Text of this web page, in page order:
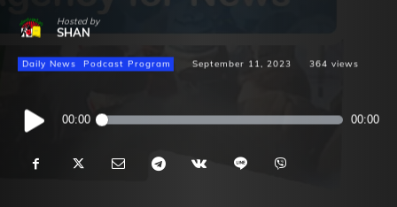
Hosted by
SHAN
Daily News Podcast Program September 11, 2023 364 views
Audio
Player
00:00 00:00